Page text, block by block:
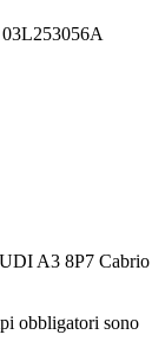
A3 8P7 Cabrio
obbligatori sono